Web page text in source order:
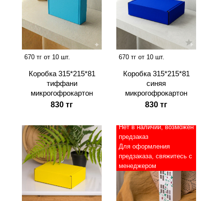
670 тг от 10 шт.
Коробка 315*215*81
тиффани
микрогофрокартон
830 тг
670 тг от 10 шт.
Коробка 315*215*81
синяя
микрогофрокартон
830 тг
Нет в наличии, возможен
предзаказ
Для оформления
предзаказа, свяжитесь с
менеджером